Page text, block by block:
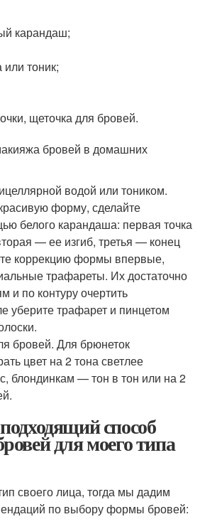
карандаш;
тоник;
щеточка для бровей.
бровей в домашних
водой или тоником.
форму, сделайте
белого карандаша: первая точка
— ее изгиб, третья — конец
коррекцию формы впервые,
трафареты. Их достаточно
и по контуру очертить
уберите трафарет и пинцетом
бровей. Для брюнеток
цвет на 2 тона светлее
блондинкам — тон в тон или на 2
способ
для моего типа
своего лица, тогда мы дадим
по выбору формы бровей: